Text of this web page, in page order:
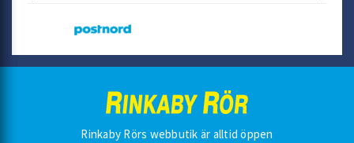
Rinkaby Rörs webbutik är alltid öppen